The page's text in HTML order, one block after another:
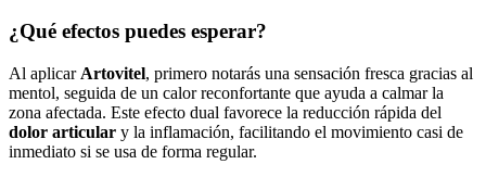
¿Qué efectos puedes esperar?
Al aplicar Artovitel, primero notarás una sensación fresca gracias al
mentol, seguida de un calor reconfortante que ayuda a calmar la
zona afectada. Este efecto dual favorece la reducción rápida del
dolor articular y la inflamación, facilitando el movimiento casi de
inmediato si se usa de forma regular.